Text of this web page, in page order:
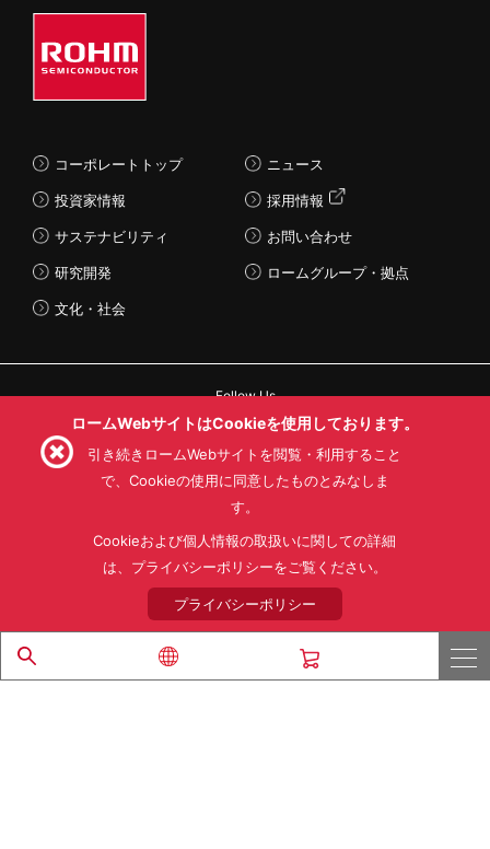
コーポレートトップ
投資家情報
サステナビリティ
研究開発
文化・社会
ニュース
採用情報
お問い合わせ
ロームグループ・拠点
Follow Us
利用目的
プライバシーポリシー
サイトマップ
ローム製品の販売に関する標準契約条件書(PDF)
© 1997 - 2026 ROHM CO., LTD. ALL RIGHTS RESERVED.
ロームWebサイトはCookieを使用しております。
引き続きロームWebサイトを閲覧・利用すること
で、Cookieの使用に同意したものとみなしま
す。
Cookieおよび個人情報の取扱いに関しての詳細
は、プライバシーポリシーをご覧ください。
プライバシーポリシー